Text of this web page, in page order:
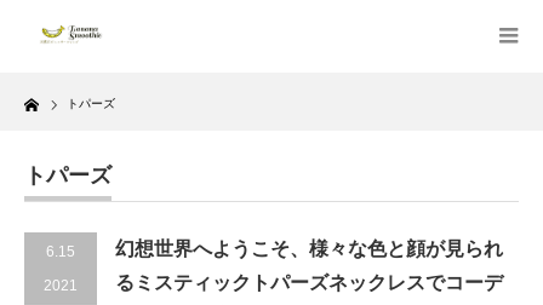
Home トパーズ
トパーズ
6.15
2021
幻想世界へようこそ、様々な色と顔が見られ
るミスティックトパーズネックレスでコーデ